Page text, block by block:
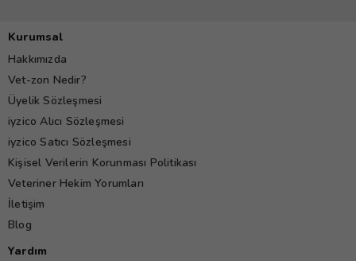
Kurumsal
Hakkımızda
Vet-zon Nedir?
Üyelik Sözleşmesi
iyzico Alıcı Sözleşmesi
iyzico Satıcı Sözleşmesi
Kişisel Verilerin Korunması Politikası
Veteriner Hekim Yorumları
İletişim
Blog
Yardım